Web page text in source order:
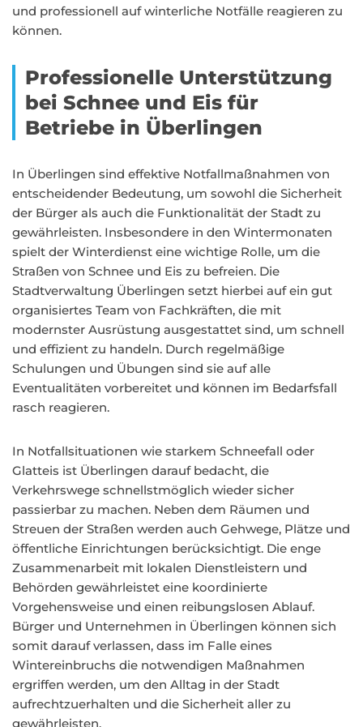
und professionell auf winterliche Notfälle reagieren zu
können.
Professionelle Unterstützung
bei Schnee und Eis für
Betriebe in Überlingen
In Überlingen sind effektive Notfallmaßnahmen von
entscheidender Bedeutung, um sowohl die Sicherheit
der Bürger als auch die Funktionalität der Stadt zu
gewährleisten. Insbesondere in den Wintermonaten
spielt der Winterdienst eine wichtige Rolle, um die
Straßen von Schnee und Eis zu befreien. Die
Stadtverwaltung Überlingen setzt hierbei auf ein gut
organisiertes Team von Fachkräften, die mit
modernster Ausrüstung ausgestattet sind, um schnell
und effizient zu handeln. Durch regelmäßige
Schulungen und Übungen sind sie auf alle
Eventualitäten vorbereitet und können im Bedarfsfall
rasch reagieren.
In Notfallsituationen wie starkem Schneefall oder
Glatteis ist Überlingen darauf bedacht, die
Verkehrswege schnellstmöglich wieder sicher
passierbar zu machen. Neben dem Räumen und
Streuen der Straßen werden auch Gehwege, Plätze und
öffentliche Einrichtungen berücksichtigt. Die enge
Zusammenarbeit mit lokalen Dienstleistern und
Behörden gewährleistet eine koordinierte
Vorgehensweise und einen reibungslosen Ablauf.
Bürger und Unternehmen in Überlingen können sich
somit darauf verlassen, dass im Falle eines
Wintereinbruchs die notwendigen Maßnahmen
ergriffen werden, um den Alltag in der Stadt
aufrechtzuerhalten und die Sicherheit aller zu
gewährleisten.